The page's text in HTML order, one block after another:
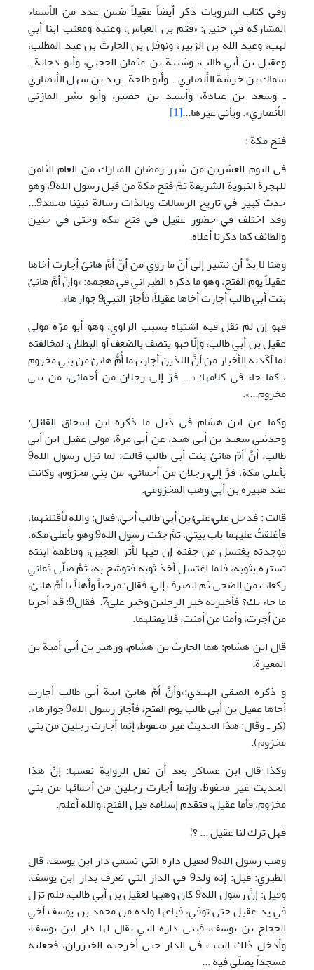
وفي كتاب المرويات ذكر أيضاً عقيلاً ضمن عدد من الأسماء
المشاركة في حنين: «قثم بن العباس، وعتبة ومعتب ابنا أبي
لهب، وعبد الله بن الزبير، ونوفل بن الحارث بن عبد المطلب،
وعقيل بن أبي طالب، وشيبة بن عثمان الحجبي، وأبو دجانة ـ
سماك بن خرشة الأنصاري ـ وأبو طلحة ـ زيد بن سهل الأنصاري
ـ وسعد بن عبادة، وأسيد بن حضير، وأبو بشر المازني
الأنصاري». ويأتي غيرها...[1]
فتح مكة :
في اليوم العشرين من شهر رمضان المبارك من العام الثامن
للهجرة النبوية الشريفة تمَّ فتح مكة من قبل رسول الله9، وهو
حدث كبير في تاريخ الرسالات وبالذات رسالة نبيّنا محمد9...
وقد اختلف في حضور عقيل في فتح مكة وحتى في حنين
والطائف كما ذكرنا أعلاه.
وهنا لا بدَّ أن نشير إلى أنَّ ما روي من أنَّ أمَّ هانئ أجارت أخاها
عقيلاً يوم الفتح، وهو ما ذكره الطبراني في معجمه: «وإنَّ أمَّ هانئ
بنت أبي طالب أجارت أخاها عقيلاً، فأجاز النبيُّ9 جوارها».
فهو إن لم نقل فيه اشتباه بسبب الراوي، وهو أبو مرّة مولى
عقيل بن أبي طالب، وإلّا فهو يتصف بالضعف أو البطلان؛ لمخالفته
لما أكّدته الأخبار من أنَّ اللذين أجارتهما أُمُّ هانئ من بني مخزوم
، كما جاء في كلامها: «... فرَّ إليَّ رجلان من أحمائي، من بني
مخزوم...».
وكما عن ابن هشام في ذيل ما ذكره ابن اسحاق القائل:
وحدثني سعيد بن أبي هند، عن أبي مرة، مولى عقيل ابن أبي
طالب، أنَّ أمَّ هانئ بنت أبي طالب قالت‏:‏ لما نزل رسول الله9
بأعلى مكة، فرَّ إليَّ رجلان من أحمائي، من بني مخزوم، وكانت
عند هبيرة بن أبي وهب المخزومي.
قالت ‏:‏ فدخل عليَّ عليُّ بن أبي طالب أخي، فقال‏:‏ والله لأقتلنهما،
فأغلقتُ عليهما باب بيتي، ثمَّ جئت رسول الله9 وهو بأعلى مكة،
فوجدته يغتسل من جفنة إن فيها لأثر العجين، وفاطمة ابنته
تستره بثوبه، فلما اغتسل أخذ ثوبه فتوشح به، ثمَّ صلّى ثماني
ركعات من الضحى ثم انصرف إليَّ.‏ فقال‏:‏ مرحباً وأهلاً يا أمَّ هانئ،
ما جاء بك‏؟‏ فأخبرته خبر الرجلين وخبر عليٍّ7. فقال9‏:‏ قد أجرنا
من أجرت، وأمنا من أمنت، فلا يقتلهما‏.‏
قال ابن هشام:‏ هما الحارث بن هشام، وزهير بن أبي أمية بن
المغيرة.
و ذكره المتقي الهندي:«وأنَّ أمَّ هانئ ابنة أبي طالب أجارت
أخاها عقيل بن أبي طالب يوم الفتح، فأجاز رسول الله9 جوارها».
(كر ـ وقال: هذا الحديث غير محفوظ، إنما أجارت رجلين من بني
مخزوم).
وكذا قال ابن عساكر بعد أن نقل الرواية نفسها: إنَّ هذا
الحديث غير محفوظ، وإنما أجارت رجلين من أحمائها من بني
مخزوم، فأما عقيل، فتقدم إسلامه قبل الفتح، والله أعلم.
فهل ترك لنا عقيل ... ؟!
وهب رسول الله9 لعقيل داره التي تسمى دار ابن يوسف، قال
الطبري: قيل: إنه ولد9 في الدار التي تعرف بدار ابن يوسف،
وقيل: إنَّ رسول الله9 كان وهبها لعقيل بن أبي طالب، فلم تزل
في يد عقيل حتى توفي، فباعها ولده من محمد بن يوسف أخي
الحجاج بن يوسف، فبنى داره التي يقال لها دار ابن يوسف،
وأدخل ذلك البيت في الدار حتى أخرجته الخيزران، فجعلته
مسجداً يصلّى فيه ...